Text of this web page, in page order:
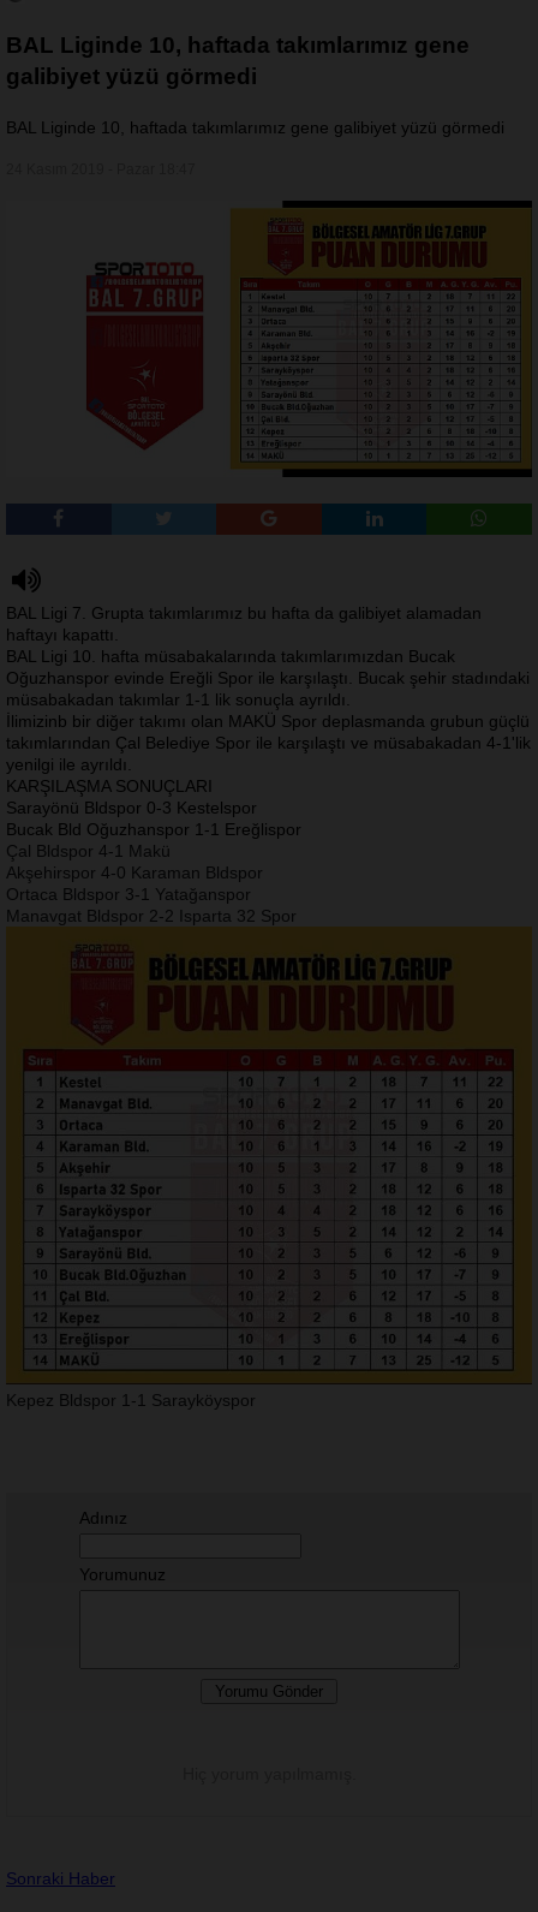
BAL Liginde 10, haftada takımlarımız gene
galibiyet yüzü görmedi
BAL Liginde 10, haftada takımlarımız gene galibiyet yüzü görmedi
BAL Ligi 7. Grupta takımlarımız bu hafta da galibiyet alamadan
haftayı kapattı.
BAL Ligi 10. hafta müsabakalarında takımlarımızdan Bucak
Oğuzhanspor evinde Ereğli Spor ile karşılaştı. Bucak şehir stadındaki
müsabakadan takımlar 1-1 lik sonuçla ayrıldı.
İlimizinb bir diğer takımı olan MAKÜ Spor deplasmanda grubun güçlü
takımlarından Çal Belediye Spor ile karşılaştı ve müsabakadan 4-1'lik
yenilgi ile ayrıldı.
KARŞILAŞMA SONUÇLARI
Sarayönü Bldspor 0-3 Kestelspor
Bucak Bld Oğuzhanspor 1-1 Ereğlispor
Çal Bldspor 4-1 Makü
Akşehirspor 4-0 Karaman Bldspor
Ortaca Bldspor 3-1 Yatağanspor
Manavgat Bldspor 2-2 Isparta 32 Spor
Kepez Bldspor 1-1 Sarayköyspor
Adınız
Yorumunuz
Sonraki Haber